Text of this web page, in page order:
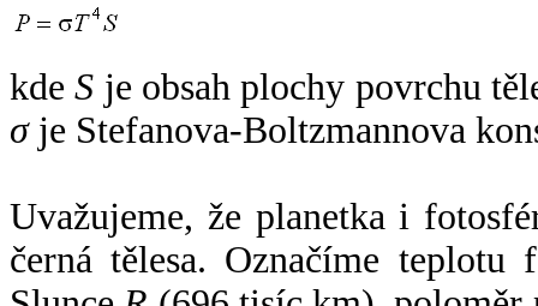
kdeS je obsah plochy povrchu
σje Stefanova-Boltzmannova
Uvažujeme, že planetka i
černá tělesa. Označíme